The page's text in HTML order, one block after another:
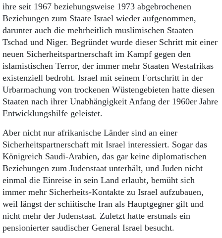
ihre seit 1967 beziehungsweise 1973 abgebrochenen
Beziehungen zum Staate Israel wieder aufgenommen,
darunter auch die mehrheitlich muslimischen Staaten
Tschad und Niger. Begründet wurde dieser Schritt mit einer
neuen Sicherheitspartnerschaft im Kampf gegen den
islamistischen Terror, der immer mehr Staaten Westafrikas
existenziell bedroht. Israel mit seinem Fortschritt in der
Urbarmachung von trockenen Wüstengebieten hatte diesen
Staaten nach ihrer Unabhängigkeit Anfang der 1960er Jahre
Entwicklungshilfe geleistet.
Aber nicht nur afrikanische Länder sind an einer
Sicherheitspartnerschaft mit Israel interessiert. Sogar das
Königreich Saudi-Arabien, das gar keine diplomatischen
Beziehungen zum Judenstaat unterhält, und Juden nicht
einmal die Einreise in sein Land erlaubt, bemüht sich
immer mehr Sicherheits-Kontakte zu Israel aufzubauen,
weil längst der schiitische Iran als Hauptgegner gilt und
nicht mehr der Judenstaat. Zuletzt hatte erstmals ein
pensionierter saudischer General Israel besucht.